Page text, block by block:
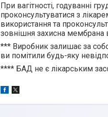
При вагітності, годуванні
проконсультуватися з
використання та
зовнішня захисна мембрана
*** Виробник залишає за
ви помітили будь-яку
**** БАД не є лікарським